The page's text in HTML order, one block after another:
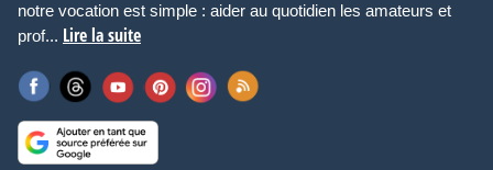
notre vocation est simple : aider au quotidien les amateurs et
prof... Lire la suite